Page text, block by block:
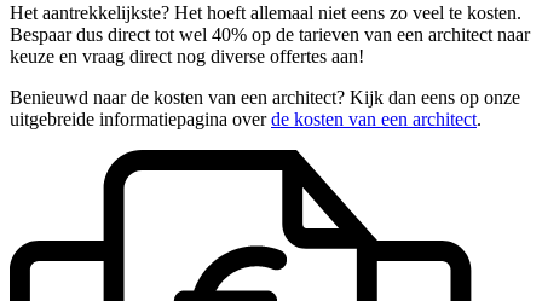
Het aantrekkelijkste? Het hoeft allemaal niet eens zo veel te kosten.
Bespaar dus direct tot wel 40% op de tarieven van een architect naar
keuze en vraag direct nog diverse offertes aan!
Benieuwd naar de kosten van een architect? Kijk dan eens op onze
uitgebreide informatiepagina overde kosten van een architect.